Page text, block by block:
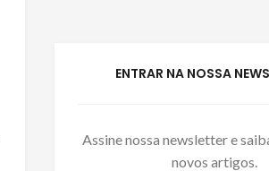
ENTRAR NA NOSSA
Assine nossa newsletter e
novos artigos.